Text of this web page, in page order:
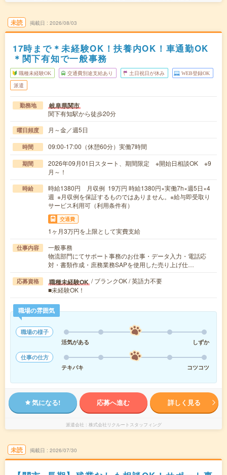
未読 掲載日 2026/08/03
17時まで＊未経験OK！扶養内OK！車通勤OK
＊関下有知で一般事務
職種未経験OK 交通費別途支給あり 土日祝日が休み WEB登録OK
派遣
勤務地 岐阜県関市
関下有知駅から徒歩20分
曜日頻度 月～金／週5日
時間 09:00-17:00（休憩60分）実働7時間
期間
2026年09月01日スタート、期間限定 ※開始日相談OK ※9
月～！
時給
時給1380円 月収例 19万円 時給1380円×実働7h×週5日×4
週 ※月収例を保証するものではありません。※給与即受取り
サービス利用可（利用条件有）
交通費
1ヶ月3万円を上限として実費支給
仕事内容
一般事務
物流部門にてサポート事務のお仕事・データ入力・電話応
対・書類作成・庶務業務SAPを使用した売り上げ仕…
応募資格 職種未経験OK / ブランクOK / 英語力不要
■未経験OK！
職場の雰囲気
職場の様子
活気がある
しずか
仕事の仕方
テキパキ
コツコツ
気になる! 応募へ進む 詳しく見る
派遣会社 株式会社リクルートスタッフィング
未読 掲載日 2026/07/30